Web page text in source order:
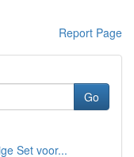
Report Page
Go
Set voor...